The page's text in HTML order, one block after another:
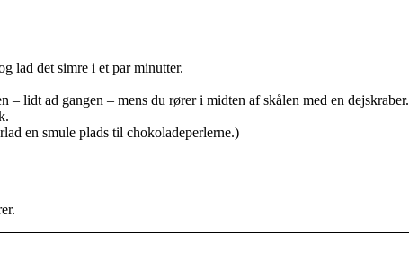
lad det simre i et par minutter.
lidt ad gangen – mens du rører i midten af skålen med en dejskraber.
en smule plads til chokoladeperlerne.)